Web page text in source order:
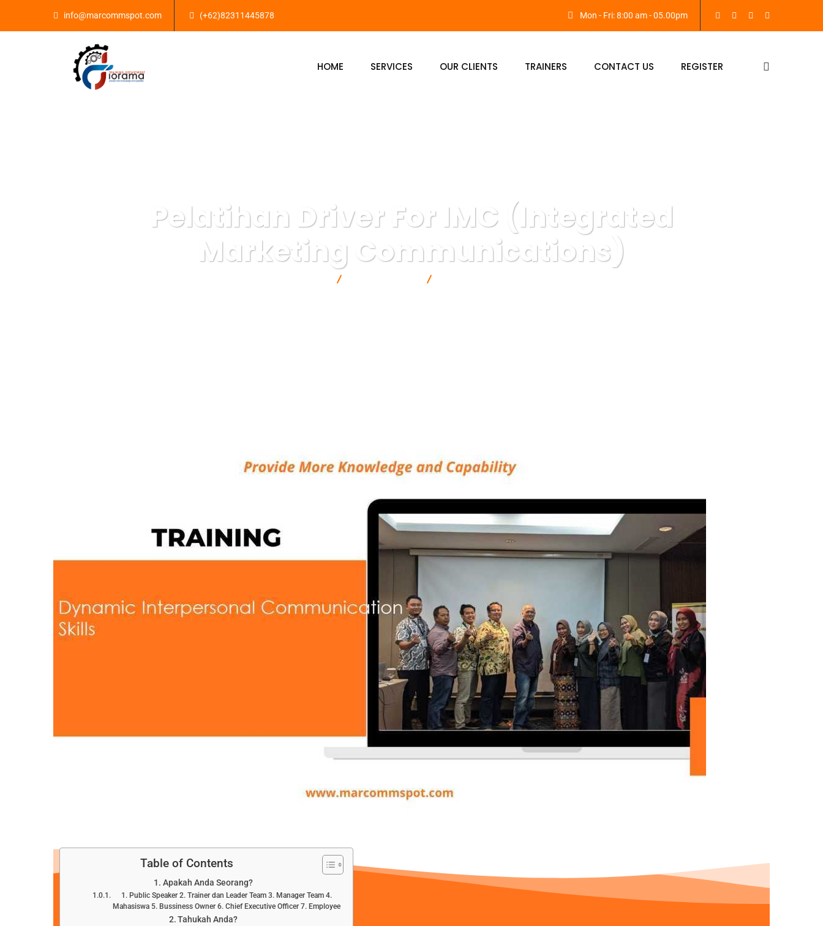
info@marcommspot.com (+62)82311445878 Mon - Fri: 8:00 am - 05.00pm
HOME SERVICES OUR CLIENTS TRAINERS CONTACT US REGISTER
Pelatihan Driver For IMC (Integrated
Marketing Communications)
Table of Contents
Apakah Anda Seorang?
1. Public Speaker 2. Trainer dan Leader Team 3. Manager Team 4.
Mahasiswa 5. Bussiness Owner 6. Chief Executive Officer 7. Employee
Tahukah Anda?